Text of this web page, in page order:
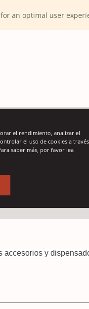
for an optimal user
y
el rendimiento, analizar el
el uso de cookies a través
saber más, por favor lea